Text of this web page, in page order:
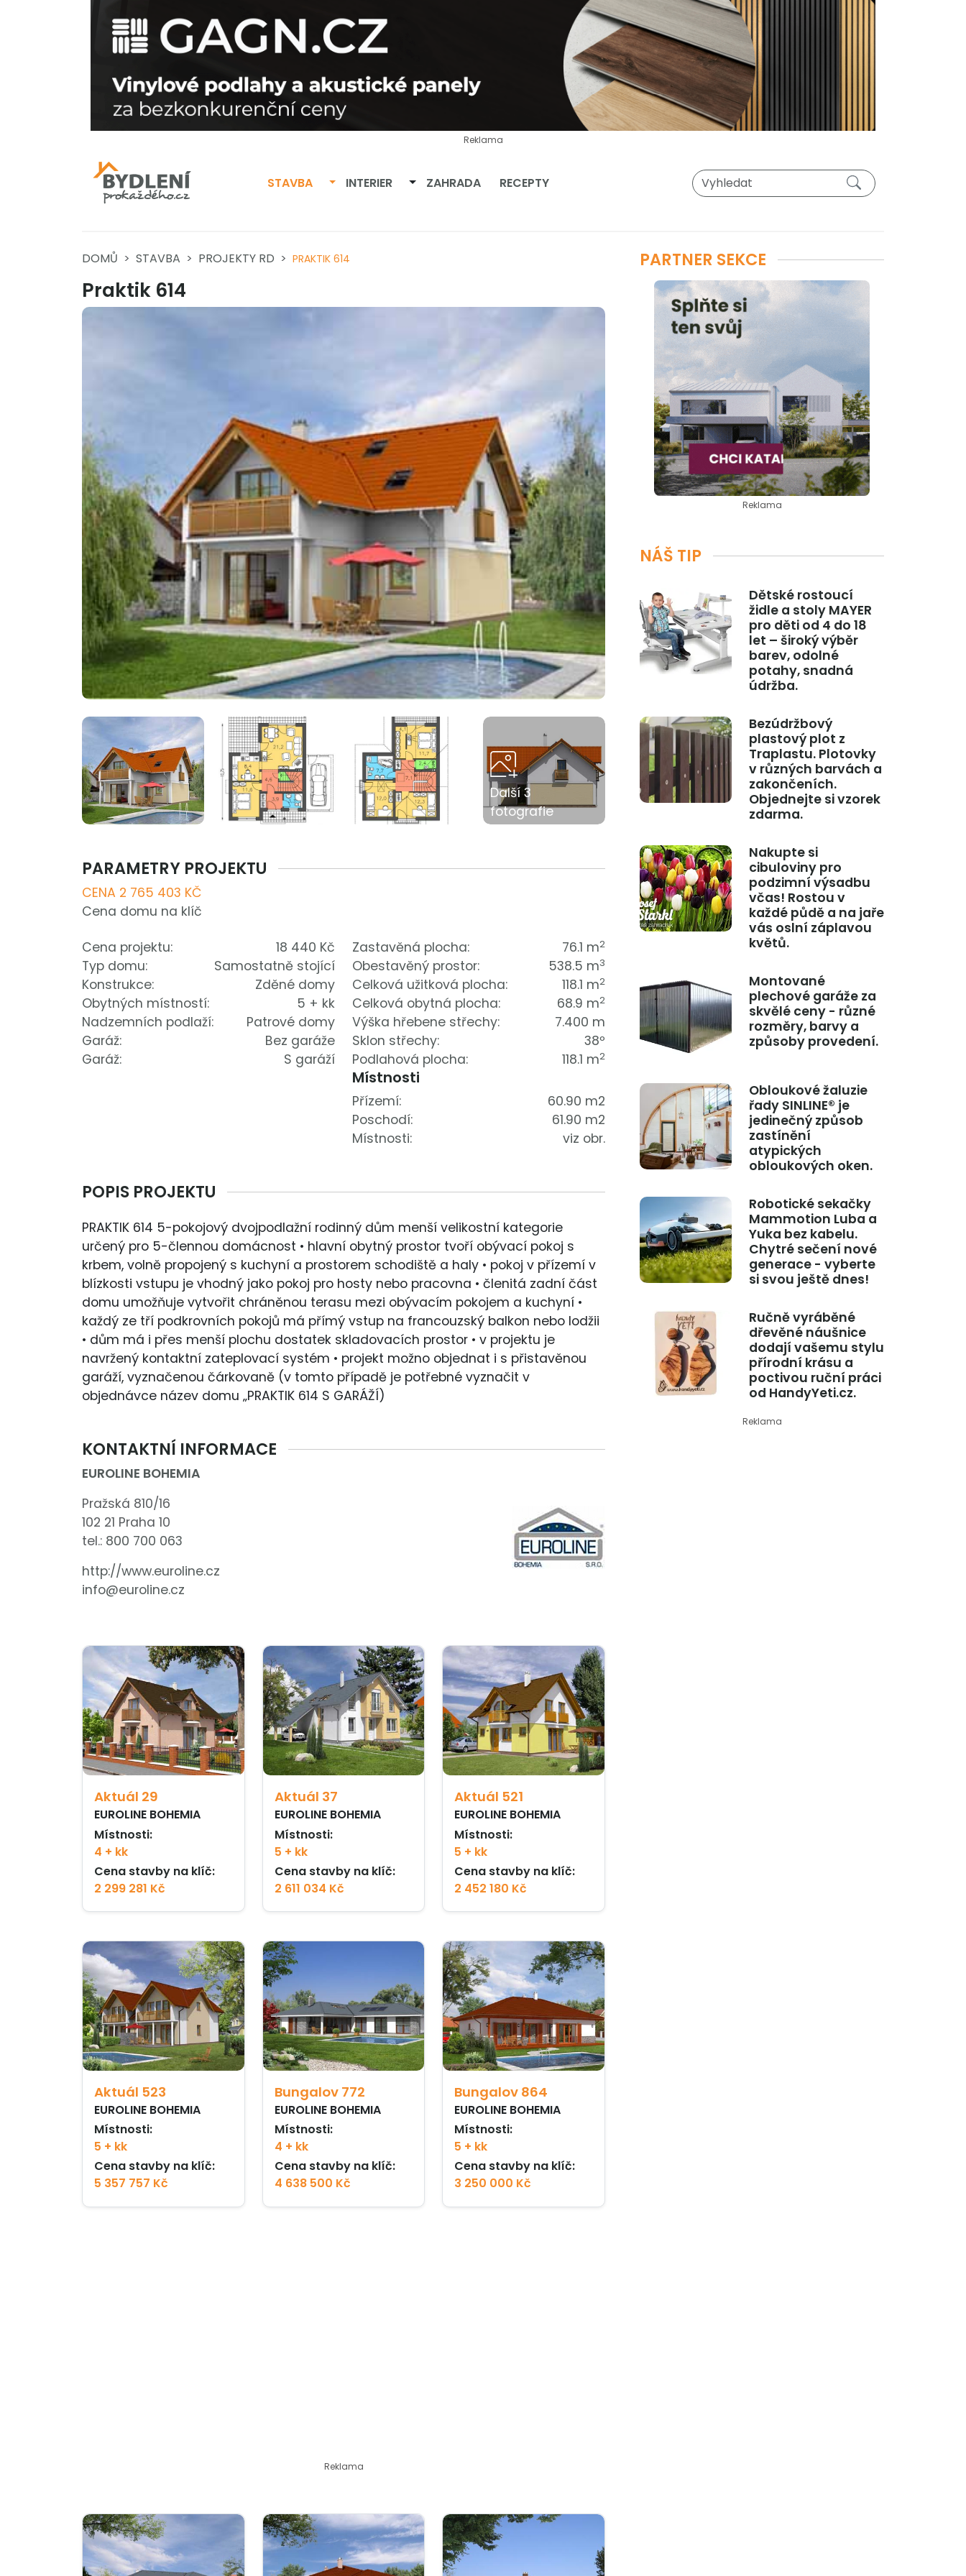
Reklama
STAVBA Přepnout dropdown
INTERIER Přepnout dropdown
ZAHRADA RECEPTY
DOMŮ STAVBA PROJEKTY RD PRAKTIK 614
Praktik 614
Další 3
fotografie
PARAMETRY PROJEKTU
CENA 2 765 403 KČ
Cena domu na klíč
Cena projektu:
18 440 Kč
Typ domu:
Samostatně stojící
Konstrukce:
Zděné domy
Obytných místností:
5 + kk
Nadzemních podlaží:
Patrové domy
Garáž:
Bez garáže
Garáž:
S garáží
Zastavěná plocha: 76.1 m2
Obestavěný prostor: 538.5 m3
Celková užitková plocha: 118.1 m2
Celková obytná plocha: 68.9 m2
Výška hřebene střechy:
7.400 m
Sklon střechy:
38º
Podlahová plocha:
118.1 m2
Místnosti
Přízemí:
60.90 m2
Poschodí:
61.90 m2
Místnosti:
viz obr.
POPIS PROJEKTU
PRAKTIK 614 5-pokojový dvojpodlažní rodinný dům menší velikostní kategorie
určený pro 5-člennou domácnost • hlavní obytný prostor tvoří obývací pokoj s
krbem, volně propojený s kuchyní a prostorem schodiště a haly • pokoj v přízemí v
blízkosti vstupu je vhodný jako pokoj pro hosty nebo pracovna • členitá zadní část
domu umožňuje vytvořit chráněnou terasu mezi obývacím pokojem a kuchyní •
každý ze tří podkrovních pokojů má přímý vstup na francouzský balkon nebo lodžii
• dům má i přes menší plochu dostatek skladovacích prostor • v projektu je
navržený kontaktní zateplovací systém • projekt možno objednat i s přistavěnou
garáží, vyznačenou čárkovaně (v tomto případě je potřebné vyznačit v
objednávce název domu „PRAKTIK 614 S GARÁŽÍ)
KONTAKTNÍ INFORMACE
EUROLINE BOHEMIA
Pražská 810/16
102 21 Praha 10
tel.: 800 700 063
http://www.euroline.cz
info@euroline.cz
Aktuál 29
EUROLINE BOHEMIA
Místnosti:
4 + kk
Cena stavby na klíč:
2 299 281 Kč
Aktuál 37
EUROLINE BOHEMIA
Místnosti:
5 + kk
Cena stavby na klíč:
2 611 034 Kč
Aktuál 521
EUROLINE BOHEMIA
Místnosti:
5 + kk
Cena stavby na klíč:
2 452 180 Kč
Aktuál 523
EUROLINE BOHEMIA
Místnosti:
5 + kk
Cena stavby na klíč:
5 357 757 Kč
Bungalov 772
EUROLINE BOHEMIA
Místnosti:
4 + kk
Cena stavby na klíč:
4 638 500 Kč
Bungalov 864
EUROLINE BOHEMIA
Místnosti:
5 + kk
Cena stavby na klíč:
3 250 000 Kč
Reklama
PARTNER SEKCE
Reklama
NÁŠ TIP
Dětské rostoucí
židle a stoly MAYER
pro děti od 4 do 18
let – široký výběr
barev, odolné
potahy, snadná
údržba.
Bezúdržbový
plastový plot z
Traplastu. Plotovky
v různých barvách a
zakončeních.
Objednejte si vzorek
zdarma.
Nakupte si
cibuloviny pro
podzimní výsadbu
včas! Rostou v
každé půdě a na jaře
vás oslní záplavou
květů.
Montované
plechové garáže za
skvělé ceny - různé
rozměry, barvy a
způsoby provedení.
Obloukové žaluzie
řady SINLINE® je
jedinečný způsob
zastínění
atypických
obloukových oken.
Robotické sekačky
Mammotion Luba a
Yuka bez kabelu.
Chytré sečení nové
generace - vyberte
si svou ještě dnes!
Ručně vyráběné
dřevěné náušnice
dodají vašemu stylu
přírodní krásu a
poctivou ruční práci
od HandyYeti.cz.
Reklama